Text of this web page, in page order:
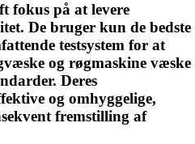
fokus på at levere
De bruger kun de bedste
testsystem for at
og røgmaskine væske
Deres
og omhyggelige,
fremstilling af